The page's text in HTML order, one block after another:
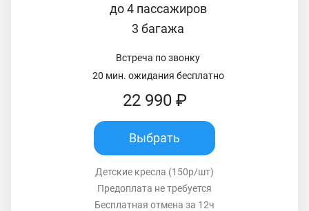
до 4 пассажиров
3 багажа
Встреча по звонку
20 мин. ожидания бесплатно
22 990 ₽
Выбрать
Детские кресла (150р/шт)
Предоплата не требуется
Бесплатная отмена за 12ч